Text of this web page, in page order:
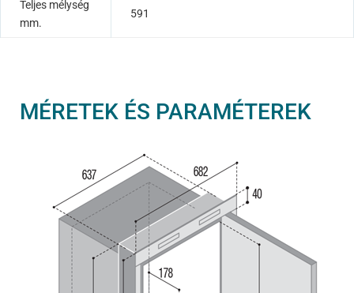
Teljes mélység
mm.
591
MÉRETEK ÉS PARAMÉTEREK